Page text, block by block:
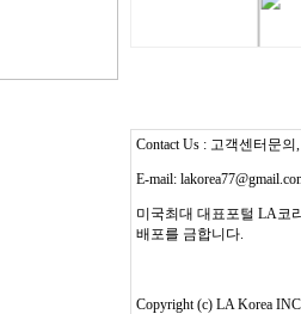
Contact Us : 고객센터문의
E-mail:
미국최대 대표포털 LA코
배포를 금합니다.
Copyright (c) LA Korea